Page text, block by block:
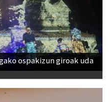
ospakizun giroak uda